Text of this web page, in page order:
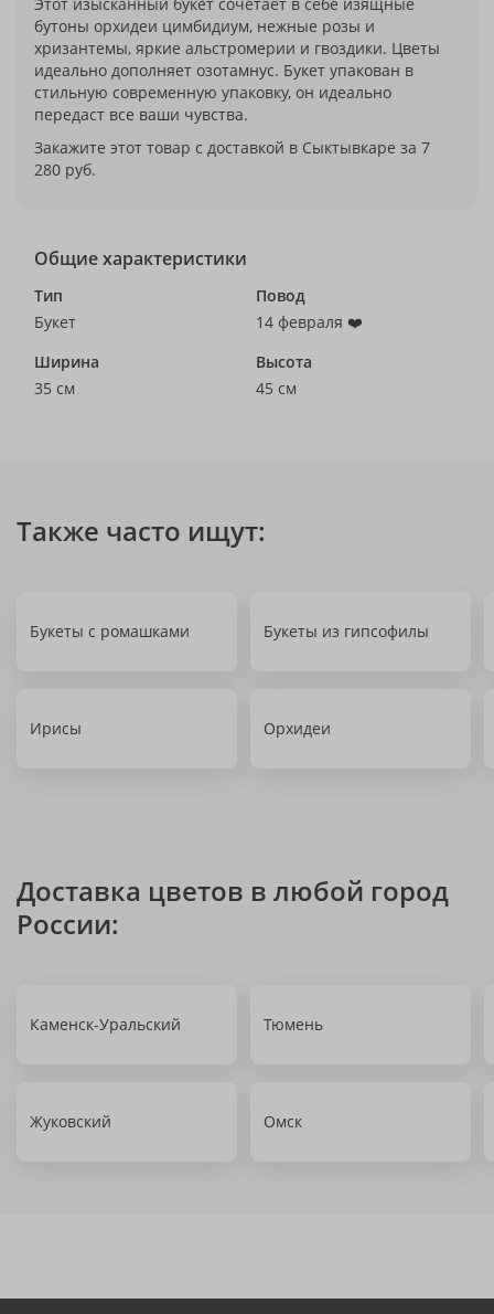
бутоны орхидеи цимбидиум, нежные розы и
хризантемы, яркие альстромерии и гвоздики. Цветы
идеально дополняет озотамнус. Букет упакован в
стильную современную упаковку, он идеально
передаст все ваши чувства.
Закажите этот товар с доставкой в Сыктывкаре за 7
280 руб.
Общие характеристики
Тип
Букет
Повод
14 февраля ❤️
Ширина
35 см
Высота
45 см
Также часто ищут:
Букеты с ромашками Букеты из гипсофилы
Ирисы Орхидеи
Доставка цветов в любой город
России:
Каменск-Уральский Тюмень
Жуковский Омск